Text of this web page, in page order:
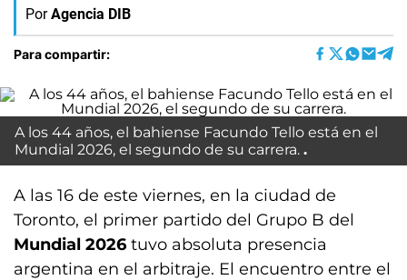
Por Agencia DIB
Para compartir:
A los 44 años, el bahiense Facundo Tello está en el
Mundial 2026, el segundo de su carrera.
A las 16 de este viernes, en la ciudad de
Toronto, el primer partido del Grupo B del
Mundial 2026 tuvo absoluta presencia
argentina en el arbitraje. El encuentro entre el